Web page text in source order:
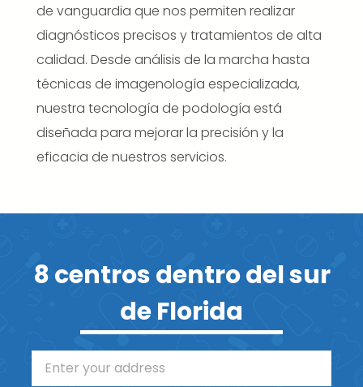
de vanguardia que nos permiten realizar
diagnósticos precisos y tratamientos de alta
calidad. Desde análisis de la marcha hasta
técnicas de imagenología especializada,
nuestra tecnología de podología está
diseñada para mejorar la precisión y la
eficacia de nuestros servicios.
8 centros dentro del sur
de Florida
Enter your address